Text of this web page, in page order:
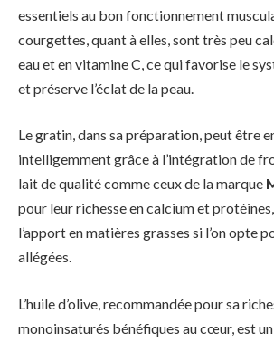
essentiels au bon fonctionnement
courgettes, quant à elles, sont très peu
eau et en vitamine C, ce qui favorise le
et préserve l’éclat de la peau.
Le gratin, dans sa préparation, peut être
intelligemment grâce à l’intégration de
lait de qualité comme ceux de la marque
pour leur richesse en calcium et
l’apport en matières grasses si l’on opte
allégées.
L’huile d’olive, recommandée pour sa
monoinsaturés bénéfiques au cœur, est